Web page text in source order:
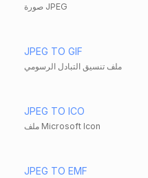
صورة JPEG
JPEG TO GIF
ملف تنسيق التبادل الرسومي
JPEG TO ICO
ملف Microsoft Icon
JPEG TO EMF